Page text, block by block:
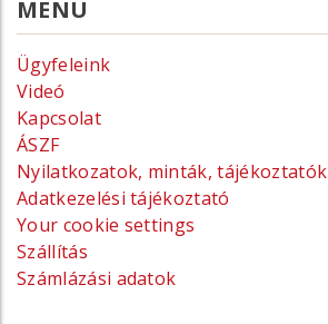
MENÜ
Ügyfeleink
Videó
Kapcsolat
ÁSZF
Nyilatkozatok, minták, tájékoztatók
Adatkezelési tájékoztató
Your cookie settings
Szállítás
Számlázási adatok